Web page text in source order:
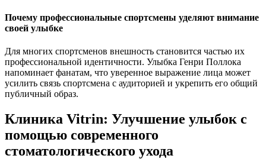
Почему профессиональные спортсмены уделяют внимание
своей улыбке
Для многих спортсменов внешность становится частью их
профессиональной идентичности. Улыбка Генри Поллока
напоминает фанатам, что уверенное выражение лица может
усилить связь спортсмена с аудиторией и укрепить его общий
публичный образ.
Клиника Vitrin: Улучшение улыбок с
помощью современного
стоматологического ухода